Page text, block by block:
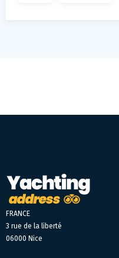
FRANCE
3 rue de la liberté
06000 Nice